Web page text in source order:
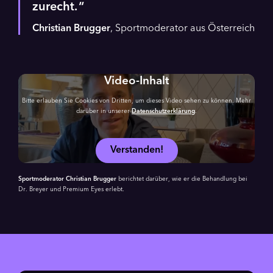
zurecht.
Christian Brugger, Sportmoderator aus Österreich
Video-Inhalt
Bitte erlauben Sie Cookies von Dritten, um dieses Video sehen zu können. Mehr
darüber in unsererDatenschutzerklärung
Verstanden!
Sportmoderator Christian Brugger berichtet darüber, wie er die Behandlung bei
Dr. Breyer und Premium Eyes erlebt.